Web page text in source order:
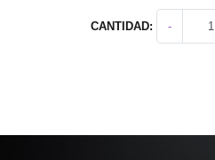
CANTIDAD: -